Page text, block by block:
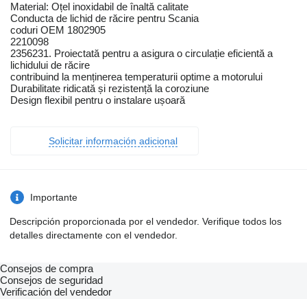
Material: Oțel inoxidabil de înaltă calitate
Conducta de lichid de răcire pentru Scania
coduri OEM 1802905
2210098
2356231. Proiectată pentru a asigura o circulație eficientă a
lichidului de răcire
contribuind la menținerea temperaturii optime a motorului
Durabilitate ridicată și rezistență la coroziune
Design flexibil pentru o instalare ușoară
Solicitar información adicional
Importante
Descripción proporcionada por el vendedor. Verifique todos los
detalles directamente con el vendedor.
Consejos de compra
Consejos de seguridad
Verificación del vendedor